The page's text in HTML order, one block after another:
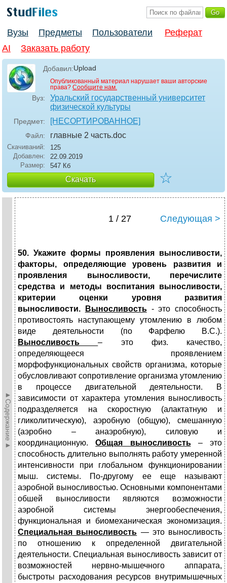
Вузы Предметы Пользователи
Реферат
AI
Заказать работу
Добавил:Upload
Опубликованный материал нарушает ваши авторские
права? Сообщите нам.
Вуз:
Уральский государственный университет
физической культуры
Предмет: [НЕСОРТИРОВАННОЕ]
Файл: главные 2 часть.doc
Скачиваний:
125
Добавлен:
22.09.2019
Размер:
547 Кб
Скачать ☆
►Содержание►
1 / 27 Следующая >
50. Укажите формы проявления выносливости,
факторы, определяющие уровень развития и
проявления выносливости, перечислите
средства и методы воспитания выносливости,
критерии оценки уровня развития
выносливости.
Выносливость- это способность
противостоять наступающему утомлению в любом
виде деятельности (по Фарфелю В.С.).
Выносливость– это физ. качество,
определяющееся проявлением
морфофункциональных свойств организма, которые
обусловливают сопротивление организма утомлению
в процессе двигательной деятельности. В
зависимости от характера утомления выносливость
подразделяется на скоростную (алактатную и
гликолитическую), аэробную (общую), смешанную
(аэробно – анаэробную), силовую и
координационную.Общая выносливость– это
способность длительно выполнять работу умеренной
интенсивности при глобальном функционировании
мыш. системы. По-другому ее еще называют
аэробной выносливос­тью. Основными компонентами
обшей выносливости являются возмож­ности
аэробной системы энергообеспечения,
функциональная и биомеханическая экономизация.
Специальная выносливость — это выносливость
по отношению к определенной двигательной
деятельности. Специальная выносливость зависит от
возможностей нервно-мышечного аппарата,
быстроты расходования ресурсов внутри­мышечных